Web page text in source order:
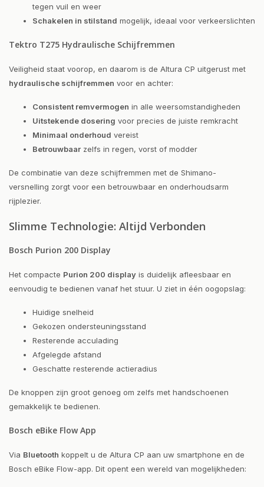
tegen vuil en weer
Schakelen in stilstand mogelijk, ideaal voor verkeerslichten
Tektro T275 Hydraulische Schijfremmen
Veiligheid staat voorop, en daarom is de Altura CP uitgerust met
hydraulische schijfremmen voor en achter:
Consistent remvermogen in alle weersomstandigheden
Uitstekende dosering voor precies de juiste remkracht
Minimaal onderhoud vereist
Betrouwbaar zelfs in regen, vorst of modder
De combinatie van deze schijfremmen met de Shimano-
versnelling zorgt voor een betrouwbaar en onderhoudsarm
rijplezier.
Slimme Technologie: Altijd Verbonden
Bosch Purion 200 Display
Het compacte Purion 200 display is duidelijk afleesbaar en
eenvoudig te bedienen vanaf het stuur. U ziet in één oogopslag:
Huidige snelheid
Gekozen ondersteuningsstand
Resterende acculading
Afgelegde afstand
Geschatte resterende actieradius
De knoppen zijn groot genoeg om zelfs met handschoenen
gemakkelijk te bedienen.
Bosch eBike Flow App
Via Bluetooth koppelt u de Altura CP aan uw smartphone en de
Bosch eBike Flow-app. Dit opent een wereld van mogelijkheden: